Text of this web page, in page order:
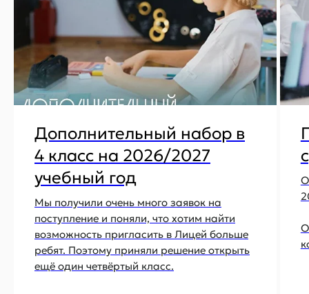
Физика? А по возрасту
Дополнительный набор в
4 класс на 2026/2027
учебный год
Мы получили очень много заявок на
поступление и поняли, что хотим найти
возможность пригласить в Лицей больше
ребят. Поэтому приняли решение открыть
ещё один четвёртый класс.